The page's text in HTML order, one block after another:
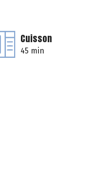
Cuisson
45 min